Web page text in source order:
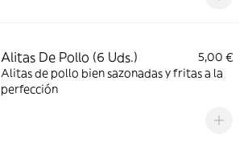
Alitas De Pollo (6 Uds.)
5,00 €
Alitas de pollo bien sazonadas y fritas a la
perfección